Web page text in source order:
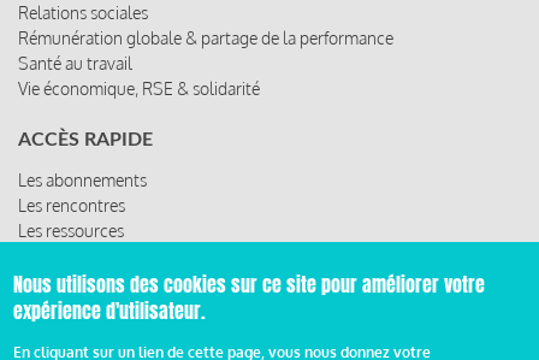
Relations sociales
Rémunération globale & partage de la performance
Santé au travail
Vie économique, RSE & solidarité
ACCÈS RAPIDE
Les abonnements
Les rencontres
Les ressources
Nous utilisons des cookies sur ce site pour améliorer votre
expérience d'utilisateur.
En cliquant sur un lien de cette page, vous nous donnez votre